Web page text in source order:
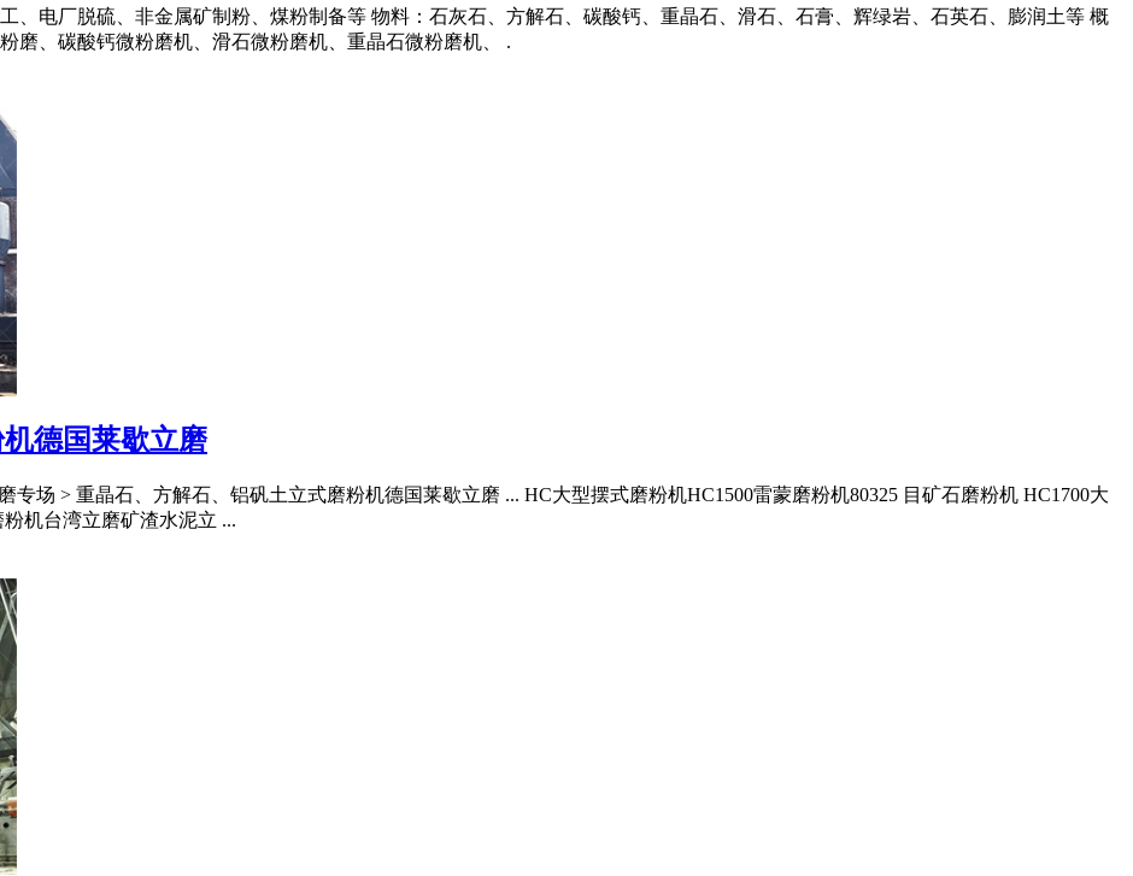
、电厂脱硫、非金属矿制粉、煤粉制备等 物料：石灰石、方解石、碳酸钙、重晶石、滑石、石膏、辉绿岩、石英石、膨润土等 概
磨、碳酸钙微粉磨机、滑石微粉磨机、重晶石微粉磨机、 .
德国莱歇立磨
场 > 重晶石、方解石、铝矾土立式磨粉机德国莱歇立磨 ... HC大型摆式磨粉机HC1500雷蒙磨粉机80325 目矿石磨粉机 HC1700大
机台湾立磨矿渣水泥立 ...